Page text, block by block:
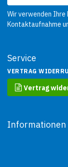
Service
VERTRAG
Vertrag
Informationen
Wir verwenden
Kontaktaufnahme